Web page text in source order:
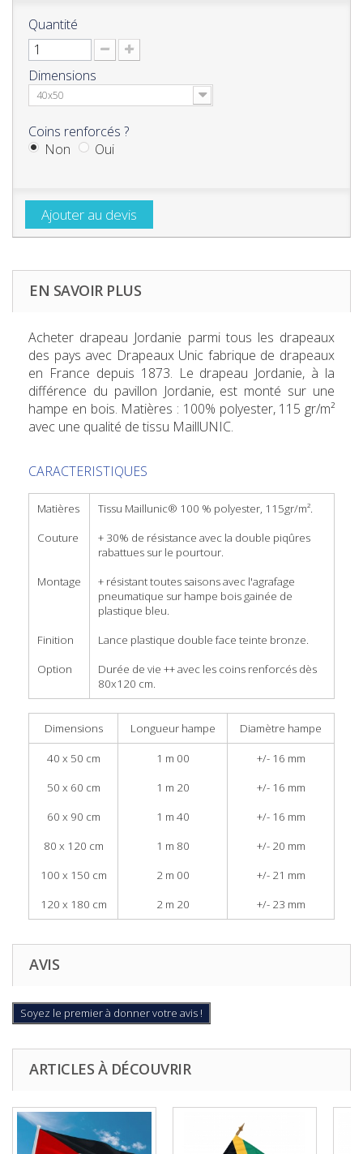
Quantité
Dimensions
40x50
Coins renforcés ?
Non
Oui
Ajouter au devis
EN SAVOIR PLUS
Acheter drapeau Jordanie parmi tous les drapeaux
des pays avec Drapeaux Unic fabrique de drapeaux
en France depuis 1873. Le drapeau Jordanie, à la
différence du pavillon Jordanie, est monté sur une
hampe en bois. Matières : 100% polyester, 115 gr/m²
avec une qualité de tissu MaillUNIC.
CARACTERISTIQUES
Matières
Tissu Maillunic® 100 % polyester, 115gr/m².
Couture
+ 30% de résistance avec la double piqûres
rabattues sur le pourtour.
Montage
+ résistant toutes saisons avec l'agrafage
pneumatique sur hampe bois gainée de
plastique bleu.
Finition
Lance plastique double face teinte bronze.
Option
Durée de vie ++ avec les coins renforcés dès
80x120 cm.
Dimensions Longueur hampe Diamètre hampe
40 x 50 cm 1 m 00
+/- 16 mm
50 x 60 cm
1 m 20
+/- 16 mm
60 x 90 cm
1 m 40
+/- 16 mm
80 x 120 cm
1 m 80
+/- 20 mm
100 x 150 cm
2 m 00
+/- 21 mm
120 x 180 cm
2 m 20 +/- 23 mm
AVIS
Soyez le premier à donner votre avis !
ARTICLES À DÉCOUVRIR